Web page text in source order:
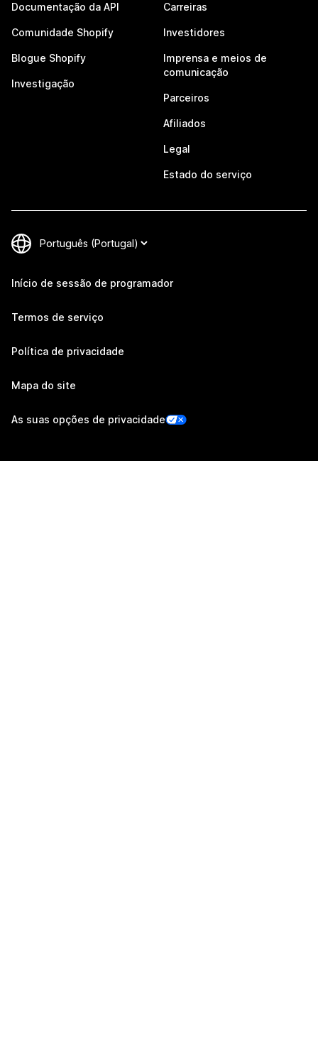
Documentação da API
Comunidade Shopify
Blogue Shopify
Investigação
Carreiras
Investidores
Imprensa e meios de
comunicação
Parceiros
Afiliados
Legal
Estado do serviço
Início de sessão de programador
Termos de serviço
Política de privacidade
Mapa do site
As suas opções de privacidade